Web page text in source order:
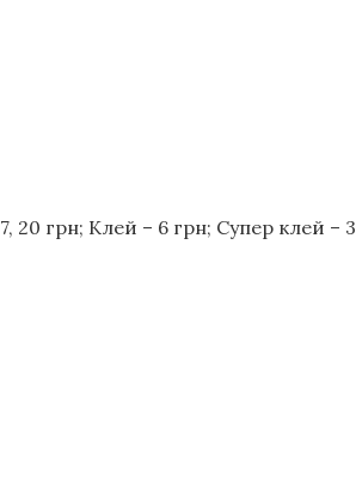
20 грн; Клей – 6 грн; Супер клей